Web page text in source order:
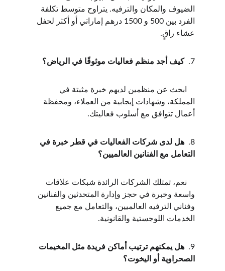
الضيوف والمكان والترفيه. يتراوح متوسط تكلفة
الفرد بين 500 و 1500 درهم إماراتي أو أكثر لحفل
عشاء راقٍ.
7. كيف أجد منظم فعاليات موثوقًا في الرياض؟
    ابحث عن منظمين لديهم خبرة مثبتة في
المملكة، وشهادات إيجابية من العملاء، ومحفظة
أعمال تتوافق مع أسلوب فعاليتك.
8.
هل لدى شركات الفعاليات في قطر خبرة في
التعامل مع الفنانين العالميين؟
    نعم، تمتلك الشركات الرائدة شبكات علاقات
واسعة وخبرة في حجز وإدارة المتحدثين والفنانين
وفناني الترفيه العالميين، والتعامل مع جميع
الخدمات اللوجستية والقانونية.
9.
هل يمكنهم ترتيب أماكن فريدة مثل المخيمات
الصحراوية أو اليخوت؟